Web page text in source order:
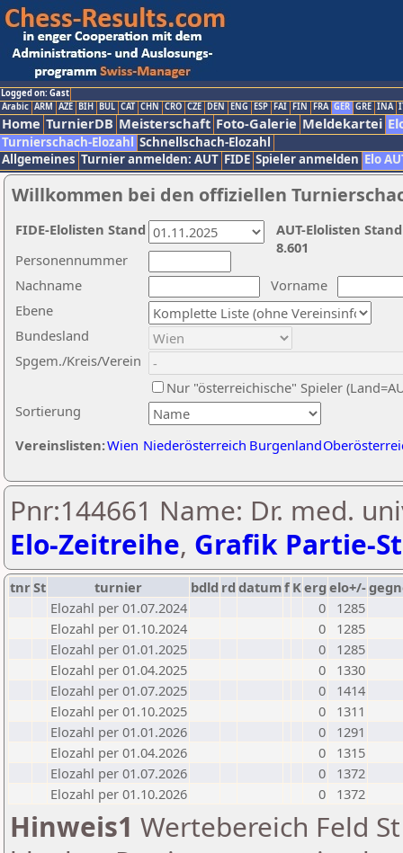
Logged on: Gast
Arabic ARM AZE BIH BUL CAT CHN CRO CZE DEN ENG ESP FAI FIN FRA GER GRE INA
Home TurnierDB Meisterschaft Foto-Galerie Meldekartei
Turnierschach-Elozahl Schnellschach-Elozahl
Allgemeines Turnier anmelden: AUT FIDE Spieler anmelden Elo
Willkommen bei den offiziellen
Nachname
Vorname
Ebene
Sortierung
Personennummer
Bundesland
Spgem./Kreis/Verein
Nur "österreichische" Spieler
Vereinslisten:Wien Niederösterreich Burgenland
AUT-Elolisten
8.601
FIDE-Elolisten Stand
Pnr:144661 Name: Dr. med.
Elo-Zeitreihe, Grafik Partie-
tnrSt turnier bdld rd datumf Kerg elo+/-
Elozahl per 01.07.2024
0
1285
Elozahl per 01.10.2024
0
1285
Elozahl per 01.01.2025
0
1285
Elozahl per 01.04.2025
0
1330
Elozahl per 01.07.2025
0
1414
Elozahl per 01.10.2025
0
1311
Elozahl per 01.01.2026
0
1291
Elozahl per 01.04.2026
0
1315
Elozahl per 01.07.2026
0
1372
Elozahl per 01.10.2026
0 1372
Hinweis1 Wertebereich Feld